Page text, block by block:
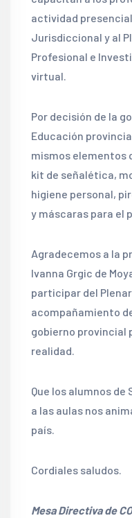
actividad
Jurisdiccional y al
Profesional e
virtual.
Por decisión de la
Educación
mismos elementos
kit de señalética,
higiene personal,
y máscaras para el
Agradecemos a la
Ivanna Grgic de
participar del
acompañamiento
gobierno provincial
realidad.
Que los alumnos
a las aulas nos
país.
Cordiales saludos.
Mesa Directiva de